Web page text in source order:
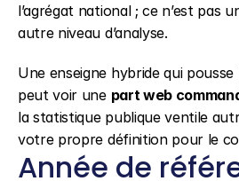
l’agrégat national ; ce n’est pas
autre niveau d’analyse.
Une enseigne hybride qui
peut voir une part web
la statistique publique ventile
votre propre définition pour le
Année de